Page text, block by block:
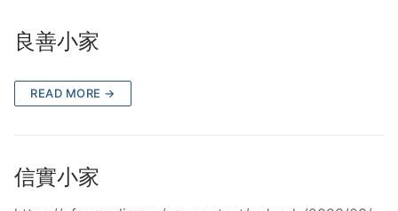
良善小家
READ MORE →
信實小家